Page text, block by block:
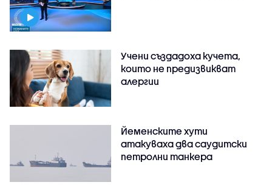
Учени създадоха кучета,
които не предизвикват
алергии
Йеменските хути
атакуваха два саудитски
петролни танкера